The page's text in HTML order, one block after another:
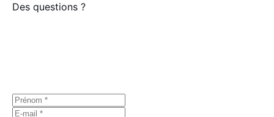
Des questions ?